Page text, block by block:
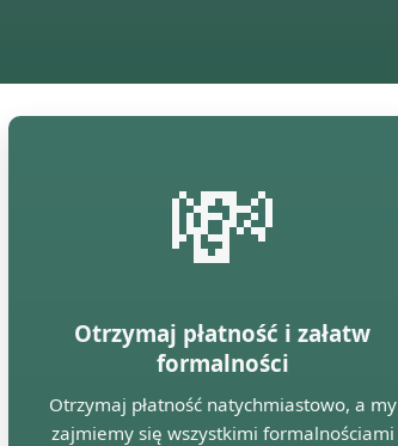
💸
Otrzymaj płatność i załatw
formalności
Otrzymaj płatność natychmiastowo, a my
zajmiemy się wszystkimi formalnościami